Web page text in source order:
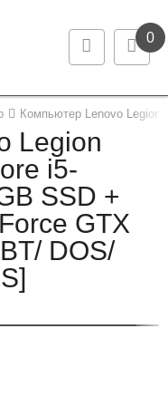
0
Компьютер Lenovo Legion
Legion
i5-
SSD +
GTX
DOS/